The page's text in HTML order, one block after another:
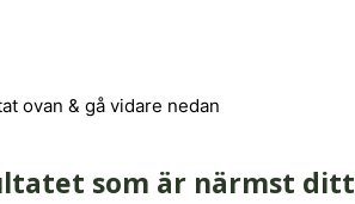
ovan & gå vidare nedan
som är närmst ditt